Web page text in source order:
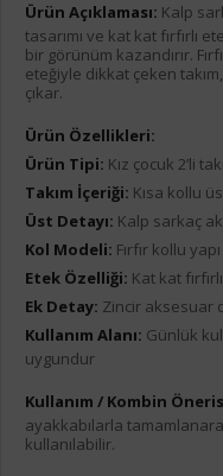
Ürün Açıklaması: Kalp
tasarımı ve kat kat fırfırlı
bir görünüm kazandırır.
eteğiyle dikkat çeken
çıkar.
Ürün Özellikleri:
Ürün Tipi: Kız çocuk 2’li
Takım İçeriği: Kısa kollu
Üst Detayı: Kalp sarkaç
Kol Modeli: Fırfır kollu yapı
Etek Özelliği: Kat kat
Ek Detay: Zincir aksesuar
Kullanım Alanı: Günlük
uygundur
Kullanım / Kombin
ayakkabılarla
kullanılabilir.